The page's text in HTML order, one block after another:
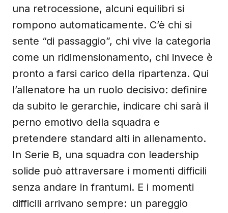
una retrocessione, alcuni equilibri si
rompono automaticamente. C’è chi si
sente “di passaggio”, chi vive la categoria
come un ridimensionamento, chi invece è
pronto a farsi carico della ripartenza. Qui
l’allenatore ha un ruolo decisivo: definire
da subito le gerarchie, indicare chi sarà il
perno emotivo della squadra e
pretendere standard alti in allenamento.
In Serie B, una squadra con leadership
solide può attraversare i momenti difficili
senza andare in frantumi. E i momenti
difficili arrivano sempre: un pareggio